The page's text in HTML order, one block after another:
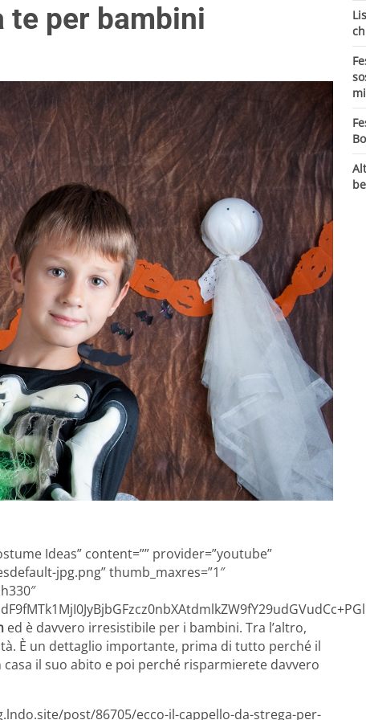
te per bambini
Ideas” content=”” provider=”youtube”
jpg.png” thumb_maxres=”1″
ed è davvero irresistibile per i bambini. Tra l’altro,
È un dettaglio importante, prima di tutto perché il
il suo abito e poi perché risparmierete davvero
post/86705/ecco-il-cappello-da-strega-per-